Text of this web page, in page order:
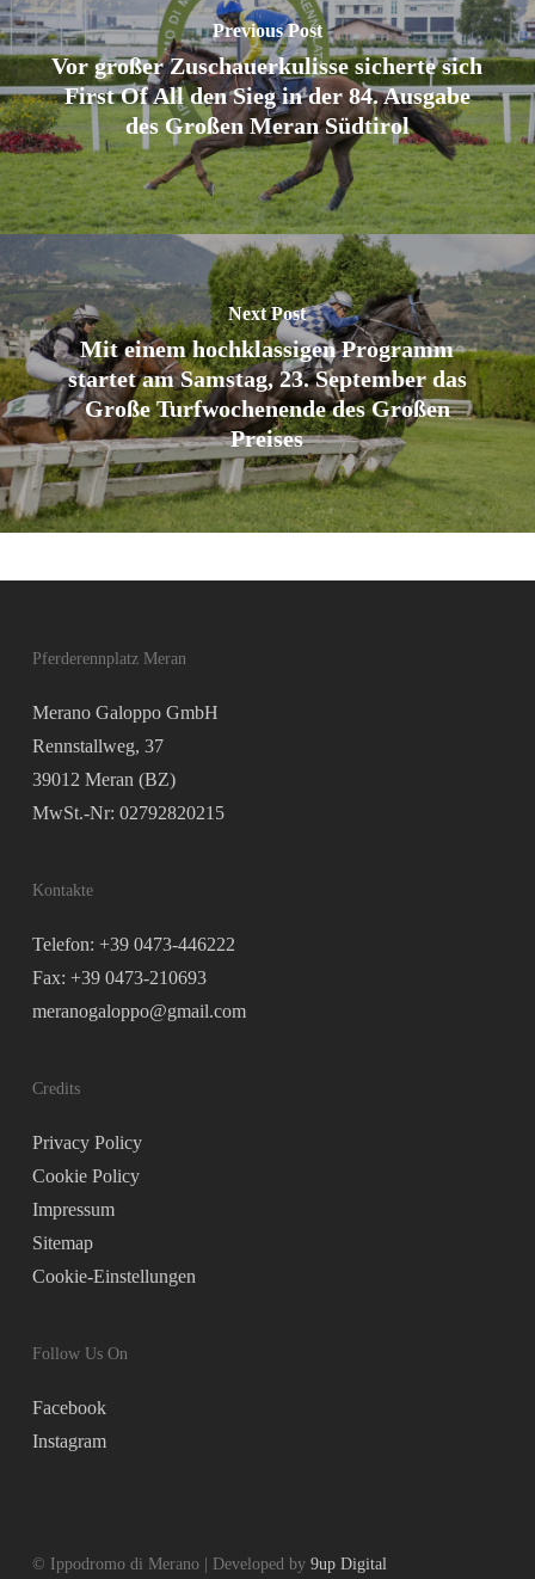
Previous Post
Vor großer Zuschauerkulisse sicherte sich
First Of All den Sieg in der 84. Ausgabe
des Großen Meran Südtirol
Next Post
Mit einem hochklassigen Programm
startet am Samstag, 23. September das
Große Turfwochenende des Großen
Preises
Pferderennplatz Meran
Merano Galoppo GmbH
Rennstallweg, 37
39012 Meran (BZ)
MwSt.-Nr: 02792820215
Kontakte
Telefon: +39 0473-446222
Fax: +39 0473-210693
meranogaloppo@gmail.com
Credits
Privacy Policy
Cookie Policy
Impressum
Sitemap
Cookie-Einstellungen
Follow Us On
Facebook
Instagram
© Ippodromo di Merano | Developed by 9up Digital